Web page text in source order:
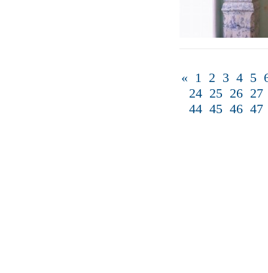
« 1 2 3 4 5
24 25 26 27
44 45 46 47